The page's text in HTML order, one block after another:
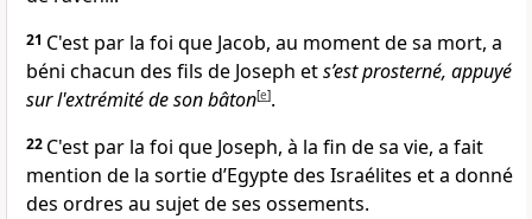
21 C'est par la foi que Jacob, au moment de sa mort, a
béni chacun des fils de Joseph ets’est prosterné, appuyé
sur l'extrémité de son bâton[e].
22 C'est par la foi que Joseph, à la fin de sa vie, a fait
mention de la sortie d’Egypte des Israélites et a donné
des ordres au sujet de ses ossements.